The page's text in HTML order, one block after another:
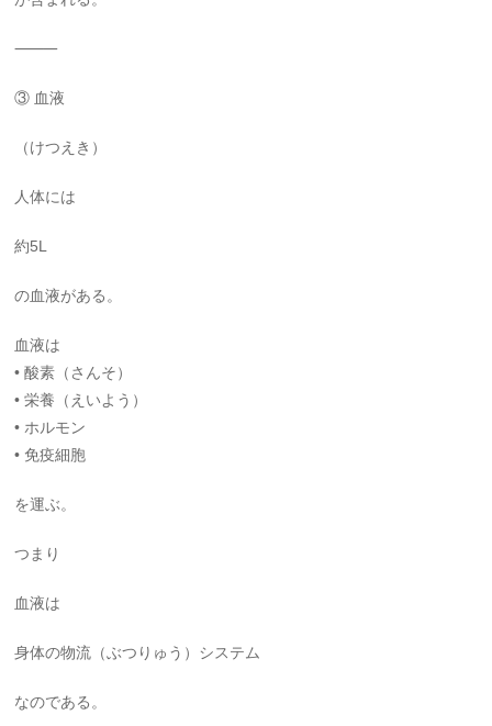
⸻
③ 血液
（けつえき）
人体には
約5L
の血液がある。
血液は
• 酸素（さんそ）
• 栄養（えいよう）
• ホルモン
• 免疫細胞
を運ぶ。
つまり
血液は
身体の物流（ぶつりゅう）システム
なのである。